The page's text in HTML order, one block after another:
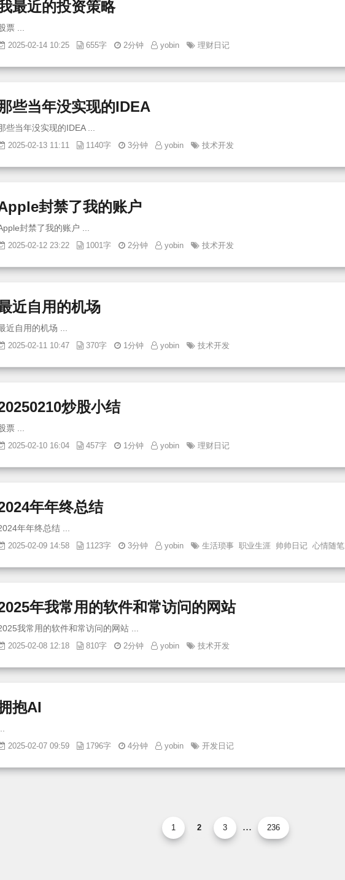
最近的投资策略
2025-02-14 10:25 655字 2分钟 yobin 理财日记
些当年没实现的IDEA
2025-02-13 11:11 1140字 3分钟 yobin 技术开发
封禁了我的账户
2025-02-12 23:22 1001字 2分钟 yobin 技术开发
近自用的机场
2025-02-11 10:47 370字 1分钟 yobin 技术开发
炒股小结
2025-02-10 16:04 457字 1分钟 yobin 理财日记
年年终总结
2025-02-09 14:58 1123字 3分钟 yobin 生活琐事 职业生涯 帅帅日记 心情随笔
年我常用的软件和常访问的网站
2025-02-08 12:18 810字 2分钟 yobin 技术开发
抱AI
2025-02-07 09:59 1796字 4分钟 yobin 开发日记
1 2 3 ... 236